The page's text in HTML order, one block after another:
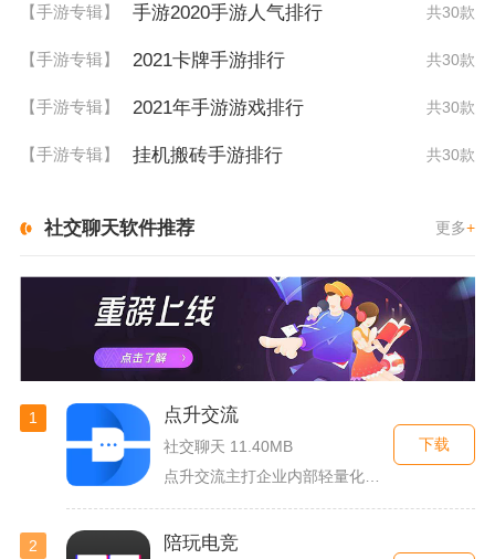
【手游专辑】 手游2020手游人气排行 共30款
【手游专辑】 2021卡牌手游排行 共30款
【手游专辑】 2021年手游游戏排行 共30款
【手游专辑】 挂机搬砖手游排行 共30款
社交聊天软件推荐 更多+
1 点升交流
社交聊天 11.40MB
下载
2 陪玩电竞